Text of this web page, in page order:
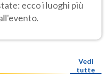
ecco i luoghi più
Vedi
tutte